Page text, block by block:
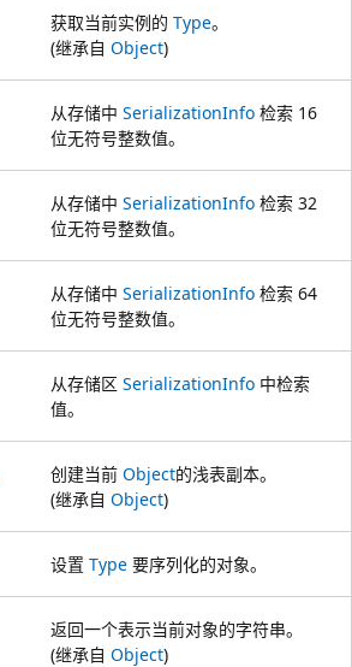
获取当前实例的 Type。
(继承自 Object)
从存储中 SerializationInfo 检索 16
位无符号整数值。
从存储中 SerializationInfo 检索 32
位无符号整数值。
从存储中 SerializationInfo 检索 64
位无符号整数值。
从存储区 SerializationInfo 中检索
值。
创建当前 Object的浅表副本。
(继承自 Object)
设置 Type 要序列化的对象。
返回一个表示当前对象的字符串。
(继承自 Object)